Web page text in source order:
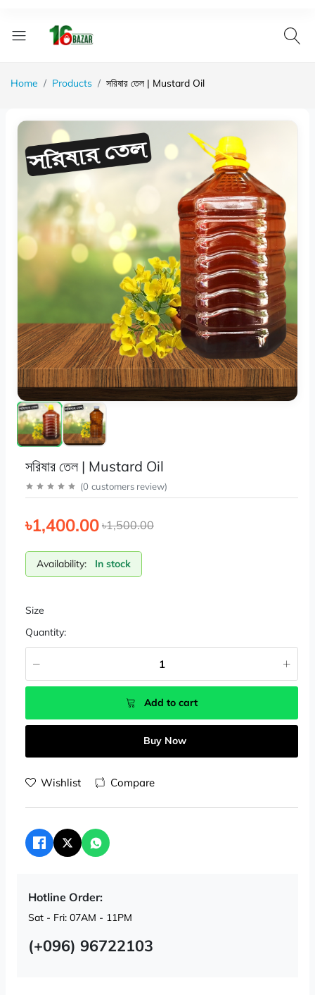
Home Products সরিষার তেল | Mustard Oil
সরিষার তেল | Mustard Oil
(0 customers review)
৳1,500.00
৳1,400.00
Availability: In stock
Size
Quantity:
Add to cart
Buy Now
Wishlist Compare
Hotline Order:
Sat - Fri: 07AM - 11PM
(+096) 96722103